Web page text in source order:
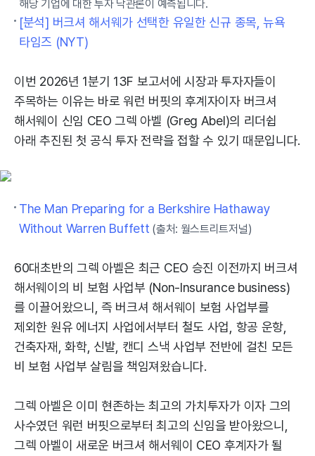
해당 기업에 대한 투자 낙관론이 예측됩니다.
[분석] 버크셔 해서웨가 선택한 유일한 신규 종목, 뉴욕
타임즈 (NYT)
이번 2026년 1분기 13F 보고서에 시장과 투자자들이
주목하는 이유는 바로 워런 버핏의 후계자이자 버크셔
해서웨이 신임 CEO 그렉 아벨 (Greg Abel)의 리더쉽
아래 추진된 첫 공식 투자 전략을 접할 수 있기 때문입니다.
The Man Preparing for a Berkshire Hathaway
Without Warren Buffett (출처: 월스트리트저널)
60대초반의 그렉 아벨은 최근 CEO 승진 이전까지 버크셔
해서웨이의 비 보험 사업부 (Non-Insurance business)
를 이끌어왔으니, 즉 버크셔 해서웨이 보험 사업부를
제외한 원유 에너지 사업에서부터 철도 사업, 항공 운항,
건축자재, 화학, 신발, 캔디 스낵 사업부 전반에 걸친 모든
비 보험 사업부 살림을 책임져왔습니다.
그렉 아벨은 이미 현존하는 최고의 가치투자가 이자 그의
사수였던 워런 버핏으로부터 최고의 신임을 받아왔으니,
그렉 아벨이 새로운 버크셔 해서웨이 CEO 후계자가 될